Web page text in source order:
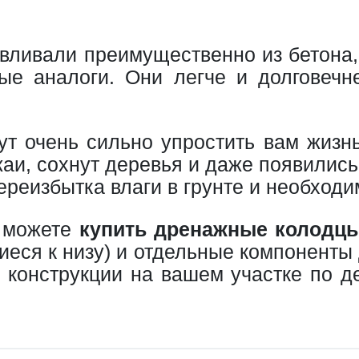
преимущественно из
аналоги. Они легче и
сильно упростить вам
сохнут деревья и даже
влаги в грунте и
купить дренажные
к низу) и отдельные компоненты
на вашем участке по